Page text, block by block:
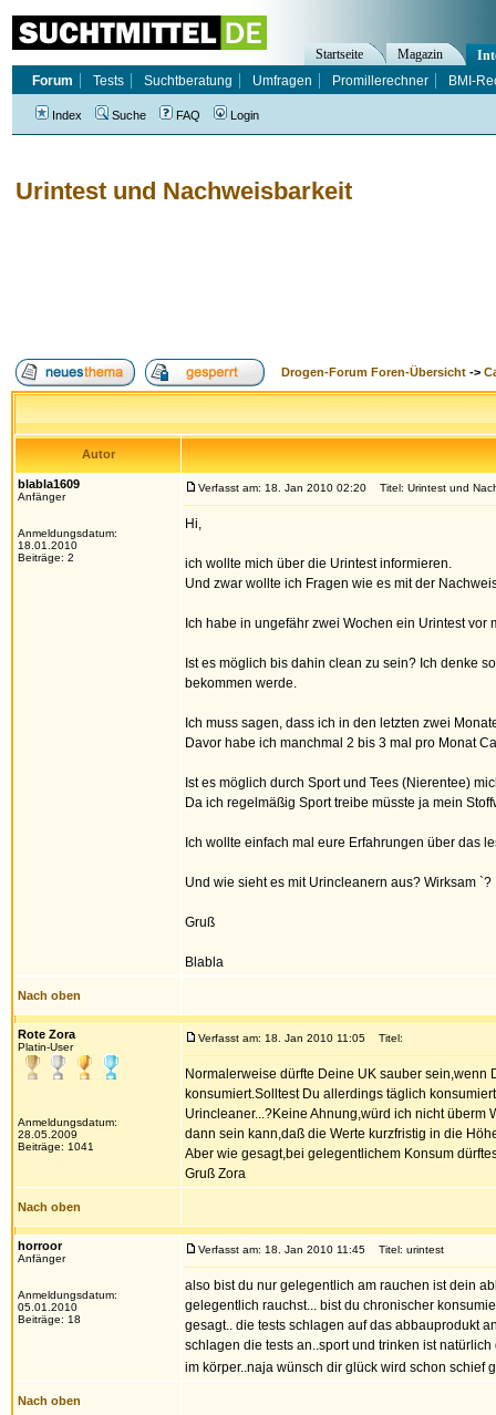
Urintest und Nachweisbarkeit
Drogen-Forum Foren-Übersicht ->
Autor
blabla1609
Anfänger
Anmeldungsdatum:
18.01.2010
Beiträge: 2
Verfasst am: 18. Jan 2010 02:20 Titel: Urintest und
Hi,
ich wollte mich über die Urintest informieren.
Und zwar wollte ich Fragen wie es mit der
Ich habe in ungefähr zwei Wochen ein Urintest
Ist es möglich bis dahin clean zu sein? Ich denke
bekommen werde.
Ich muss sagen, dass ich in den letzten zwei
Davor habe ich manchmal 2 bis 3 mal pro Monat
Ist es möglich durch Sport und Tees (Nierentee)
Da ich regelmäßig Sport treibe müsste ja mein
Ich wollte einfach mal eure Erfahrungen über das
Und wie sieht es mit Urincleanern aus? Wirksam `?
Gruß
Blabla
Nach oben
Rote Zora
Platin-User
Anmeldungsdatum:
28.05.2009
Beiträge: 1041
Verfasst am: 18. Jan 2010 11:05 Titel:
Normalerweise dürfte Deine UK sauber sein,wenn
konsumiert.Solltest Du allerdings täglich
Urincleaner...?Keine Ahnung,würd ich nicht überm
dann sein kann,daß die Werte kurzfristig in die
Aber wie gesagt,bei gelegentlichem Konsum
Gruß Zora
Nach oben
horroor
Anfänger
Anmeldungsdatum:
05.01.2010
Beiträge: 18
Verfasst am: 18. Jan 2010 11:45 Titel: urintest
also bist du nur gelegentlich am rauchen ist dein
gelegentlich rauchst... bist du chronischer
gesagt.. die tests schlagen auf das abbauprodukt
schlagen die tests an..sport und trinken ist
im körper..naja wünsch dir glück wird schon schief
Nach oben
Startseite Magazin
Forum
Tests Suchtberatung Umfragen Promillerechner BMI-
Index Suche FAQ Login